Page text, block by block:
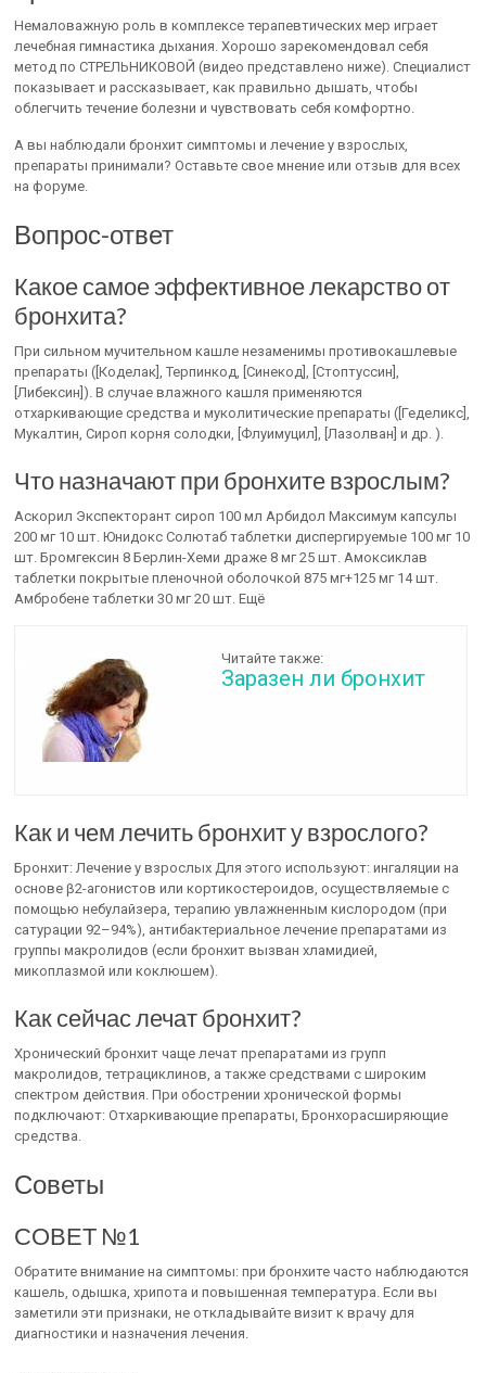
Немаловажную роль в комплексе терапевтических мер играет
лечебная гимнастика дыхания. Хорошо зарекомендовал себя
метод по СТРЕЛЬНИКОВОЙ (видео представлено ниже). Специалист
показывает и рассказывает, как правильно дышать, чтобы
облегчить течение болезни и чувствовать себя комфортно.
А вы наблюдали бронхит симптомы и лечение у взрослых,
препараты принимали? Оставьте свое мнение или отзыв для всех
на форуме.
Вопрос-ответ
Какое самое эффективное лекарство от
бронхита?
При сильном мучительном кашле незаменимы противокашлевые
препараты ([Коделак], Терпинкод, [Синекод], [Стоптуссин],
[Либексин]). В случае влажного кашля применяются
отхаркивающие средства и муколитические препараты ([Геделикс],
Мукалтин, Сироп корня солодки, [Флуимуцил], [Лазолван] и др. ).
Что назначают при бронхите взрослым?
Аскорил Экспекторант сироп 100 мл Арбидол Максимум капсулы
200 мг 10 шт. Юнидокс Солютаб таблетки диспергируемые 100 мг 10
шт. Бромгексин 8 Берлин-Хеми драже 8 мг 25 шт. Амоксиклав
таблетки покрытые пленочной оболочкой 875 мг+125 мг 14 шт.
Амбробене таблетки 30 мг 20 шт. Ещё
Читайте также:
Заразен ли бронхит
Как и чем лечить бронхит у взрослого?
Бронхит: Лечение у взрослых Для этого используют: ингаляции на
основе β2-агонистов или кортикостероидов, осуществляемые с
помощью небулайзера, терапию увлажненным кислородом (при
сатурации 92–94%), антибактериальное лечение препаратами из
группы макролидов (если бронхит вызван хламидией,
микоплазмой или коклюшем).
Как сейчас лечат бронхит?
Хронический бронхит чаще лечат препаратами из групп
макролидов, тетрациклинов, а также средствами с широким
спектром действия. При обострении хронической формы
подключают: Отхаркивающие препараты, Бронхорасширяющие
средства.
Советы
СОВЕТ №1
Обратите внимание на симптомы: при бронхите часто наблюдаются
кашель, одышка, хрипота и повышенная температура. Если вы
заметили эти признаки, не откладывайте визит к врачу для
диагностики и назначения лечения.